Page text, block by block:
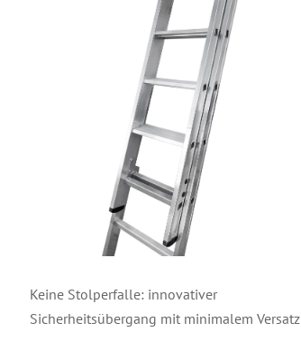
Keine Stolperfalle: innovativer
Sicherheitsübergang mit minimalem Versatz